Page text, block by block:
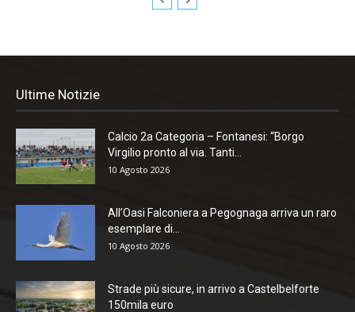
Ultime Notizie
Calcio 2a Categoria – Fontanesi: “Borgo
Virgilio pronto al via. Tanti...
10 Agosto 2026
All’Oasi Falconiera a Pegognaga arriva un raro
esemplare di...
10 Agosto 2026
Strade più sicure, in arrivo a Castelbelforte
150mila euro